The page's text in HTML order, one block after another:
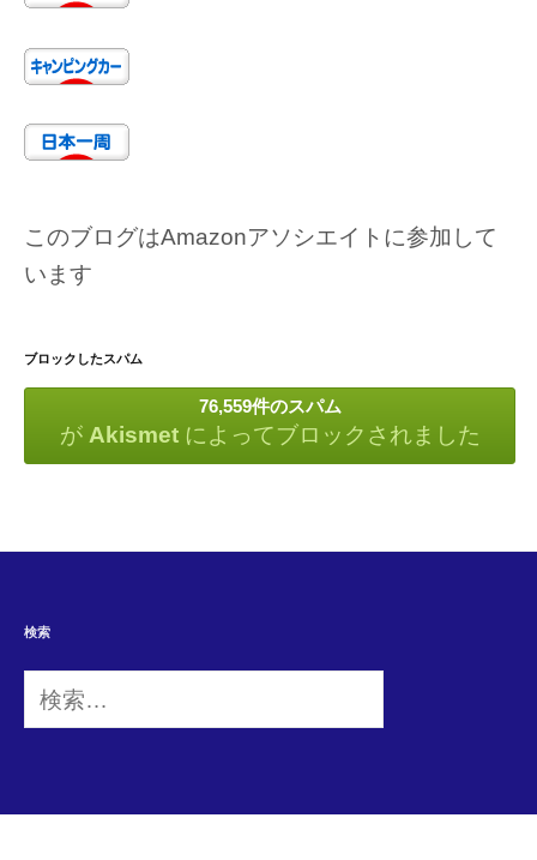
このブログはAmazonアソシエイトに参加して
います
ブロックしたスパム
76,559件のスパム
が Akismetによってブロックされました
検索
検
索: